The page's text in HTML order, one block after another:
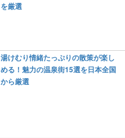
を厳選
湯けむり情緒たっぷりの散策が楽し
める！魅力の温泉街15選を日本全国
から厳選